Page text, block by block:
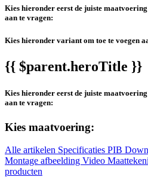
Kies hieronder eerst de juiste
aan te vragen:
Kies hieronder variant om toe te voegen
{{ $parent.heroTitle }}
Kies hieronder eerst de juiste
aan te vragen:
Kies maatvoering:
Alle artikelen Specificaties PIB
Montage afbeelding Video
producten